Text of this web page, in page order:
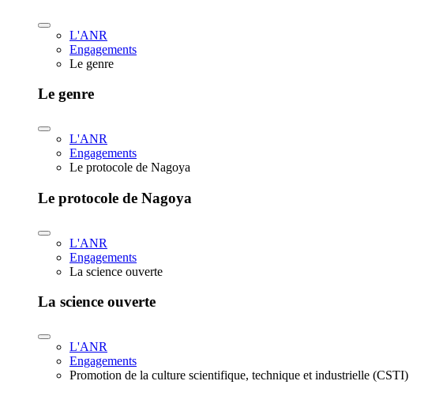
L'ANR
Engagements
Le genre
Le genre
L'ANR
Engagements
Le protocole de Nagoya
Le protocole de Nagoya
L'ANR
Engagements
La science ouverte
La science ouverte
L'ANR
Engagements
Promotion de la culture scientifique, technique et industrielle (CSTI)